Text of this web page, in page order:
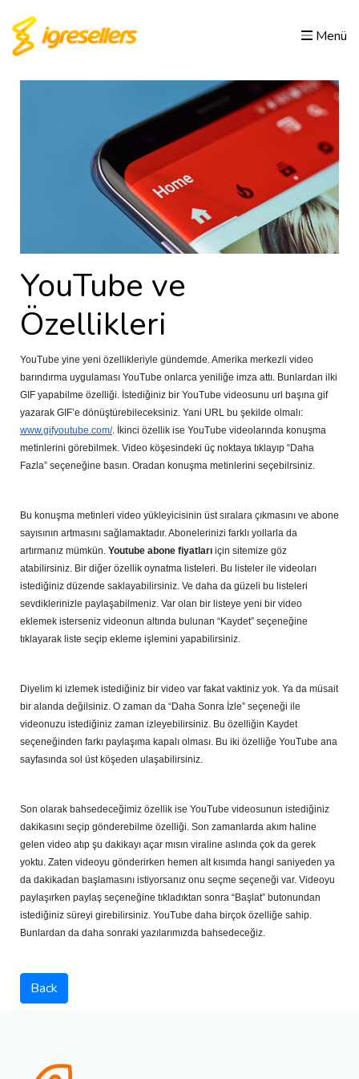
Menü
YouTube ve
Özellikleri
YouTube yine yeni özellikleriyle gündemde. Amerika merkezli video
barındırma uygulaması YouTube onlarca yeniliğe imza attı. Bunlardan ilki
GIF yapabilme özelliği. İstediğiniz bir YouTube videosunu url başına gif
www.gifyoutube.com/. İkinci özellik ise YouTube videolarında konuşma
metinlerini görebilmek. Video köşesindeki üç noktaya tıklayıp “Daha
Fazla” seçeneğine basın. Oradan konuşma metinlerini seçebilrsiniz.
Bu konuşma metinleri video yükleyicisinin üst sıralara çıkmasını ve abone
sayısının artmasını sağlamaktadır. Abonelerinizi farklı yollarla da
artırmanız mümkün. Youtube abone fiyatları için sitemize göz
atabilirsiniz. Bir diğer özellik oynatma listeleri. Bu listeler ile videoları
istediğiniz düzende saklayabilirsiniz. Ve daha da güzeli bu listeleri
sevdiklerinizle paylaşabilmeniz. Var olan bir listeye yeni bir video
eklemek isterseniz videonun altında bulunan “Kaydet” seçeneğine
tıklayarak liste seçip ekleme işlemini yapabilirsiniz.
Diyelim ki izlemek istediğiniz bir video var fakat vaktiniz yok. Ya da müsait
bir alanda değilsiniz. O zaman da “Daha Sonra İzle” seçeneği ile
videonuzu istediğiniz zaman izleyebilirsiniz. Bu özelliğin Kaydet
seçeneğinden farkı paylaşıma kapalı olması. Bu iki özelliğe YouTube ana
sayfasında sol üst köşeden ulaşabilirsiniz.
Son olarak bahsedeceğimiz özellik ise YouTube videosunun istediğiniz
dakikasını seçip gönderebilme özelliği. Son zamanlarda akım haline
gelen video atıp şu dakikayı açar mısın viraline aslında çok da gerek
yoktu. Zaten videoyu gönderirken hemen alt kısımda hangi saniyeden ya
da dakikadan başlamasını istiyorsanız onu seçme seçeneği var. Videoyu
paylaşırken paylaş seçeneğine tıkladıktan sonra “Başlat” butonundan
istediğiniz süreyi girebilirsiniz. YouTube daha birçok özelliğe sahip.
Bunlardan da daha sonraki yazılarımızda bahsedeceğiz.
Back